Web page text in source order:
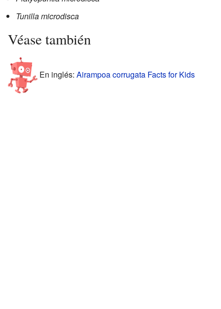
Tunilla microdisca
Véase también
En inglés: Airampoa corrugata Facts for Kids